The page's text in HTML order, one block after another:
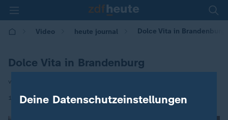
Video heute journal Dolce Vita in Brandenburg
Dolce Vita in Brandenburg
von Nicola Albrecht
11.04.2021 | 21:45
Deine Datenschutzeinstellungen